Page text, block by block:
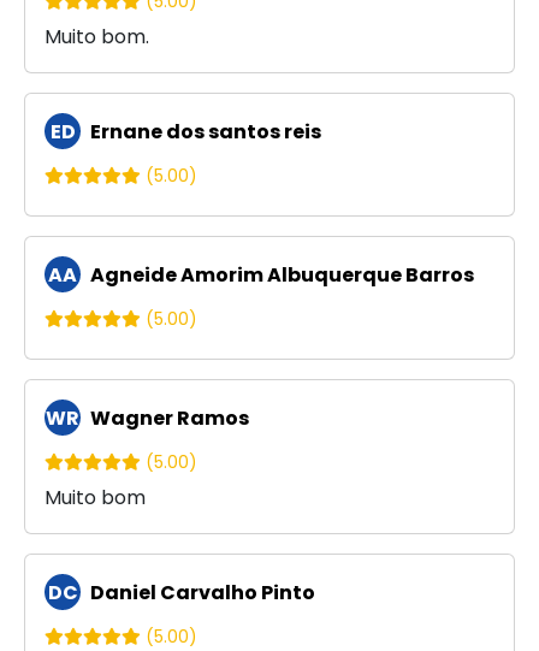
Muito bom.
ED Ernane dos santos reis
(5.00)
AA Agneide Amorim Albuquerque Barros
(5.00)
WR Wagner Ramos
(5.00)
Muito bom
DC Daniel Carvalho Pinto
(5.00)